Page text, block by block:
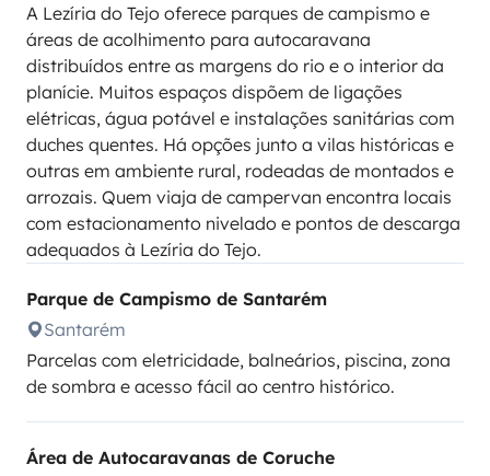
A Lezíria do Tejo oferece parques de campismo e
áreas de acolhimento para autocaravana
distribuídos entre as margens do rio e o interior da
planície. Muitos espaços dispõem de ligações
elétricas, água potável e instalações sanitárias com
duches quentes. Há opções junto a vilas históricas e
outras em ambiente rural, rodeadas de montados e
arrozais. Quem viaja de campervan encontra locais
com estacionamento nivelado e pontos de descarga
adequados à Lezíria do Tejo.
Parque de Campismo de Santarém
Santarém
Parcelas com eletricidade, balneários, piscina, zona
de sombra e acesso fácil ao centro histórico.
Área de Autocaravanas de Coruche